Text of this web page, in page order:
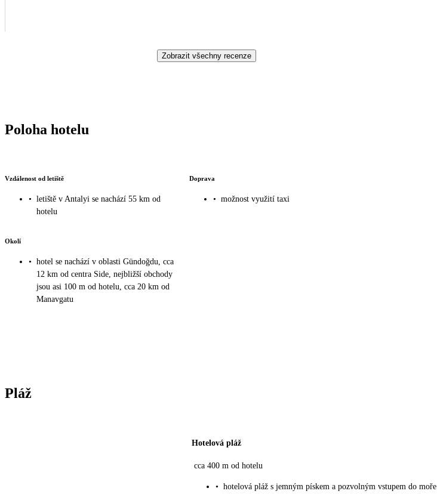
Zobrazit všechny recenze
Poloha hotelu
Vzdálenost od letiště
• letiště v Antalyi se nachází 55 km od
hotelu
Doprava
• možnost využití taxi
Okolí
• hotel se nachází v oblasti Gündoğdu, cca
12 km od centra Side, nejbližší obchody
jsou asi 100 m od hotelu, cca 20 km od
Manavgatu
Pláž
Hotelová pláž
cca 400 m od hotelu
• hotelová pláž s jemným pískem a pozvolným vstupem do moře